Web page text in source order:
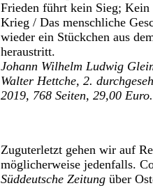
Frieden führt kein Sieg;
Krieg / Das menschliche
wieder ein Stückchen aus
heraustritt.
Johann Wilhelm Ludwig
Walter Hettche, 2.
2019, 768 Seiten, 29,00 Euro.
Zuguterletzt gehen wir auf
möglicherweise jedenfalls.
Süddeutsche Zeitung über